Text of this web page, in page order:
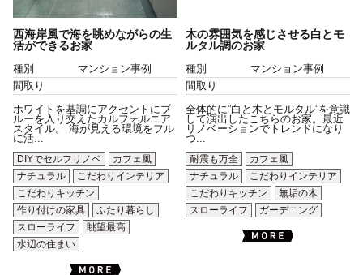
西海岸風で海を眺めながらの生
活ができるお家
種別
マンション事例
間取り
ホワイトを基調にアクセントにブ
ルーを入り交えたカルフォルニア
スタイル。 海が見える環境をフル
に活...
DIYでセルフリノベ
カフェ風
ナチュラル
こだわりインテリア
こだわりキッチン
作り付けの家具
ふたり暮らし
スローライフ
眺望最高
水辺の住まい
木の雰囲気を感じさせる白とモ
ルタル調のお家
種別
マンション事例
間取り
全体的に”白と木とモルタル”を意識
して演出したこちらのお家。最近
リノベーションでトレンドになり
つ...
耐震も万全
カフェ風
ナチュラル
こだわりインテリア
こだわりキッチン
無垢の木
スローライフ
ガーデニング